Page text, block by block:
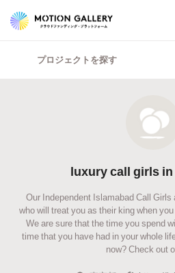
プロジェクトを探す
luxury call girls
Our Independent Islamabad Call
who will treat you as their king when
We are sure that the time you spend
time that you have had in your whole
now? Check out